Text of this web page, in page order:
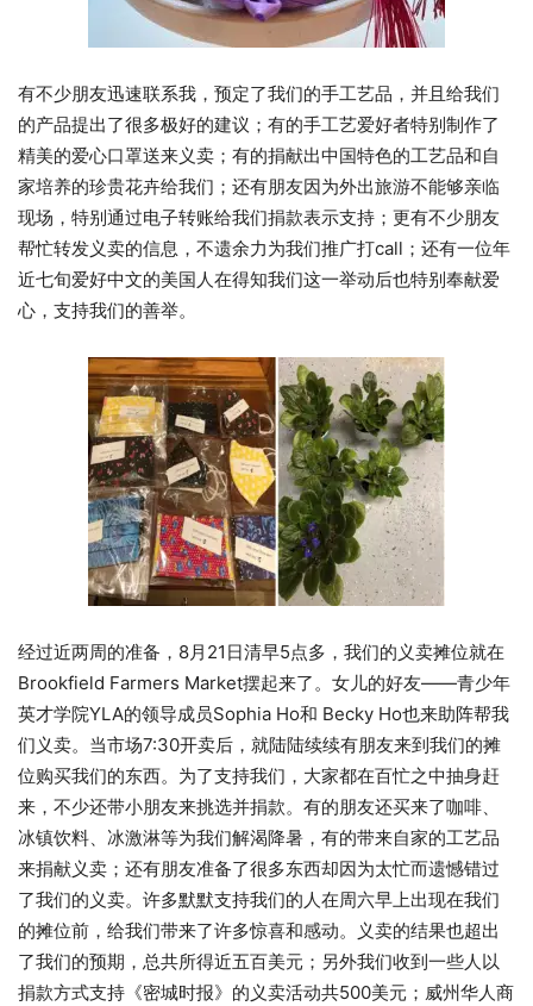
有不少朋友迅速联系我，预定了我们的手工艺品，并且给我们
的产品提出了很多极好的建议；有的手工艺爱好者特别制作了
精美的爱心口罩送来义卖；有的捐献出中国特色的工艺品和自
家培养的珍贵花卉给我们；还有朋友因为外出旅游不能够亲临
现场，特别通过电子转账给我们捐款表示支持；更有不少朋友
帮忙转发义卖的信息，不遗余力为我们推广打call；还有一位年
近七旬爱好中文的美国人在得知我们这一举动后也特别奉献爱
心，支持我们的善举。
经过近两周的准备，8月21日清早5点多，我们的义卖摊位就在
Brookfield Farmers Market摆起来了。女儿的好友——青少年
英才学院YLA的领导成员Sophia Ho和 Becky Ho也来助阵帮我
们义卖。当市场7:30开卖后，就陆陆续续有朋友来到我们的摊
位购买我们的东西。为了支持我们，大家都在百忙之中抽身赶
来，不少还带小朋友来挑选并捐款。有的朋友还买来了咖啡、
冰镇饮料、冰激淋等为我们解渴降暑，有的带来自家的工艺品
来捐献义卖；还有朋友准备了很多东西却因为太忙而遗憾错过
了我们的义卖。许多默默支持我们的人在周六早上出现在我们
的摊位前，给我们带来了许多惊喜和感动。义卖的结果也超出
了我们的预期，总共所得近五百美元；另外我们收到一些人以
捐款方式支持《密城时报》的义卖活动共500美元；威州华人商